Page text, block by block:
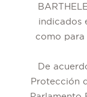
indicados
como para
De
Protección